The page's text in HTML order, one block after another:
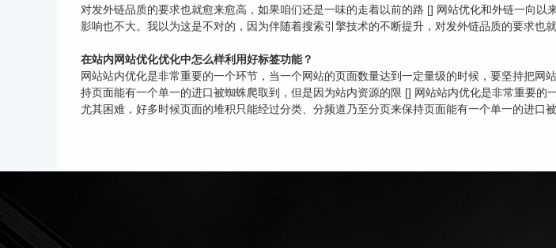
对发外链品质的要求也就愈来愈高，如果咱们还是一味的走着以前的路 [] 网站优化和外链一向
影响也不大。我以为这是不对的，因为伴随着搜索引擎技术的不断提升，对发外链品质的要求也就
在站内网站优化优化中怎么样利用好标签功能？
网站站内优化是非常重要的一个环节，当一个网站的页面数量达到一定量级的时候，要坚持把
持页面能有一个单一的进口被蜘蛛爬取到，但是因为站内资源的限 [] 网站站内优化是非常重要
尤其困难，好多时候页面的堆积只能经过分类、分频道乃至分页来保持页面能有一个单一的进口被